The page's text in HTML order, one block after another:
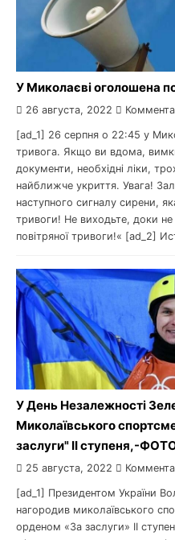
У Миколаєві оголошена
26 августа, 2022
[ad_1] 26 серпня о 22:45 у
тривога. Якщо ви вдома,
документи, необхідні ліки,
найближче укриття. Увага!
наступного сигналу сирени,
тривоги! Не виходьте, доки не
повітряної тривоги!« [ad_2]
У День Незалежності
Миколаївського
заслуги" ІІ ступеня,-
25 августа, 2022
[ad_1] Президентом України
нагородив миколаївського
орденом «За заслуги» ІІ